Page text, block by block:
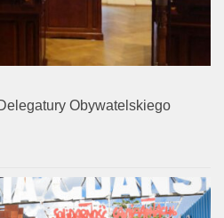
Obywatelskiego